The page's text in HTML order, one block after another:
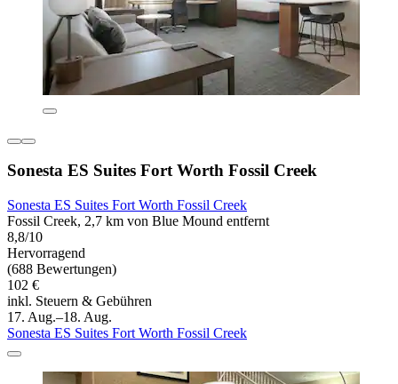
Sonesta ES Suites Fort Worth Fossil Creek
Sonesta ES Suites Fort Worth Fossil Creek
Fossil Creek, 2,7 km von Blue Mound entfernt
8,8/10
Hervorragend
(688 Bewertungen)
102 €
inkl. Steuern & Gebühren
17. Aug.–18. Aug.
Sonesta ES Suites Fort Worth Fossil Creek